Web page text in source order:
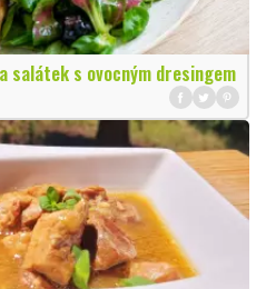
salátek s ovocným dresingem